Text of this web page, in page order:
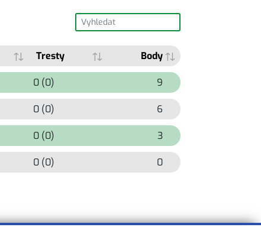
Tresty Body
0 (0) 9
0 (0) 6
0 (0) 3
0 (0) 0